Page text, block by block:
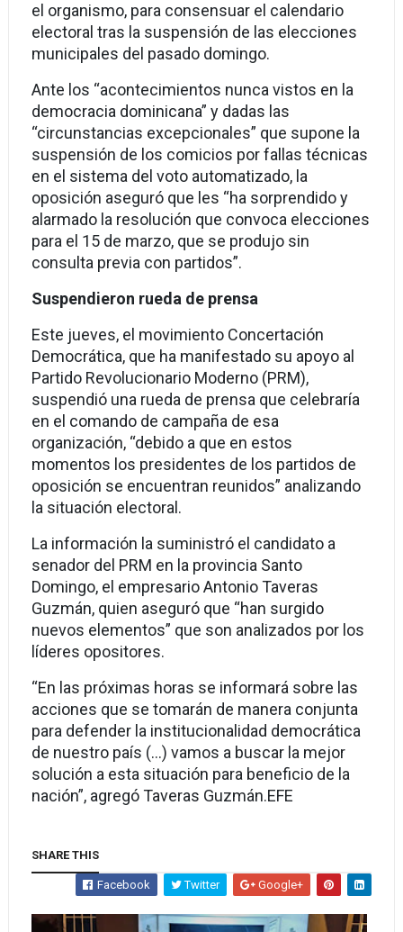
el organismo, para consensuar el calendario
electoral tras la suspensión de las elecciones
municipales del pasado domingo.
Ante los “acontecimientos nunca vistos en la
democracia dominicana” y dadas las
“circunstancias excepcionales” que supone la
suspensión de los comicios por fallas técnicas
en el sistema del voto automatizado, la
oposición aseguró que les “ha sorprendido y
alarmado la resolución que convoca elecciones
para el 15 de marzo, que se produjo sin
consulta previa con partidos”.
Suspendieron rueda de prensa
Este jueves, el movimiento Concertación
Democrática, que ha manifestado su apoyo al
Partido Revolucionario Moderno (PRM),
suspendió una rueda de prensa que celebraría
en el comando de campaña de esa
organización, “debido a que en estos
momentos los presidentes de los partidos de
oposición se encuentran reunidos” analizando
la situación electoral.
La información la suministró el candidato a
senador del PRM en la provincia Santo
Domingo, el empresario Antonio Taveras
Guzmán, quien aseguró que “han surgido
nuevos elementos” que son analizados por los
líderes opositores.
“En las próximas horas se informará sobre las
acciones que se tomarán de manera conjunta
para defender la institucionalidad democrática
de nuestro país (…) vamos a buscar la mejor
solución a esta situación para beneficio de la
nación”, agregó Taveras Guzmán.EFE
SHARE THIS
Facebook Twitter Google+